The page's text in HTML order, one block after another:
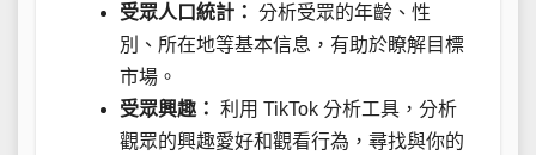
受眾人口統計： 分析受眾的年齡、性
別、所在地等基本信息，有助於瞭解目標
市場。
受眾興趣： 利用 TikTok 分析工具，分析
觀眾的興趣愛好和觀看行為，尋找與你的